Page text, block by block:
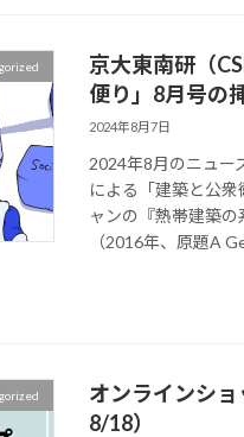
京大東南研（
便り」8月号の
2024年8月7日
2024年8月のニュー
による「建築と公
ャンの『熱帯建築の
（2016年、原題A
オンラインシ
8/18）